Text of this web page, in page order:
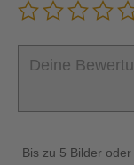
Bis zu 5 Bilder